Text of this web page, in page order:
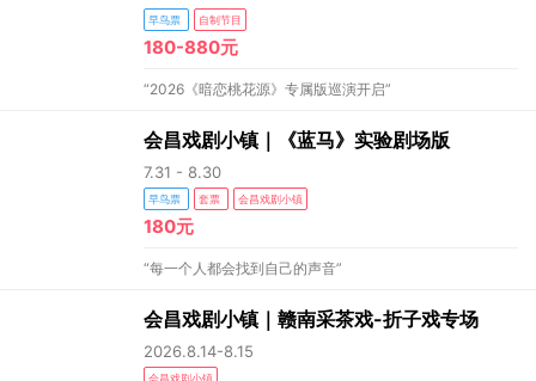
早鸟票 自制节目
180-880元
“2026《暗恋桃花源》专属版巡演开启”
会昌戏剧小镇｜《蓝马》实验剧场版
7.31 - 8.30
早鸟票 套票 会昌戏剧小镇
180元
“每一个人都会找到自己的声音”
会昌戏剧小镇｜赣南采茶戏-折子戏专场
2026.8.14-8.15
会昌戏剧小镇